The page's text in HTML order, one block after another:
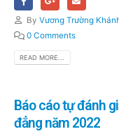
By Vương Trường
0 Comments
READ MORE...
Báo cáo tự đánh
đẳng năm 2022